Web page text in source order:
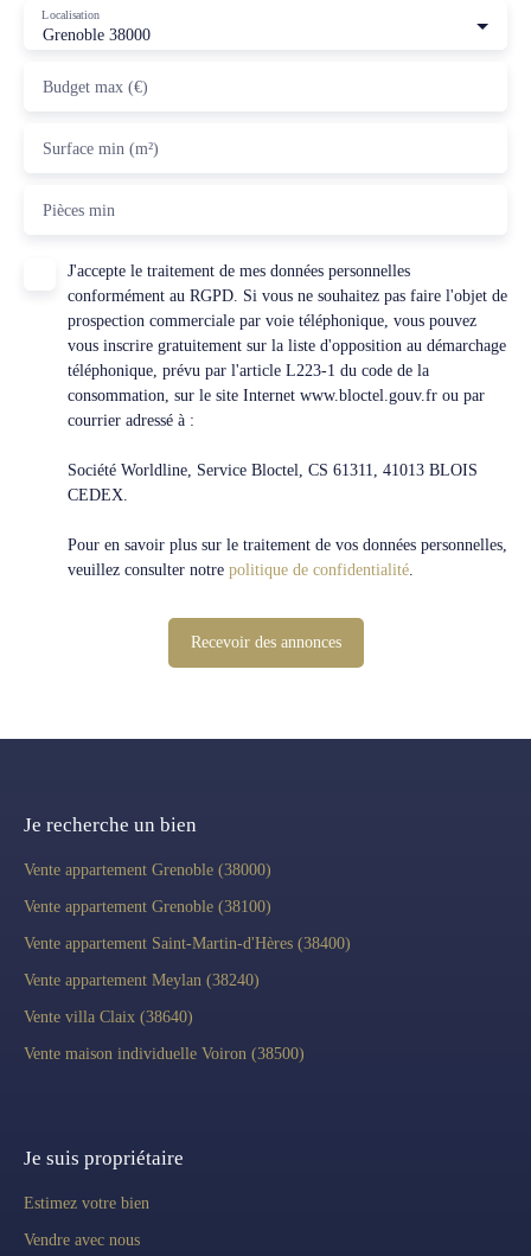
Grenoble 38000
Localisation
Budget max (€)
Surface min (m²)
Pièces min
J'accepte le traitement de mes données personnelles
conformément au RGPD. Si vous ne souhaitez pas faire l'objet de
prospection commerciale par voie téléphonique, vous pouvez
vous inscrire gratuitement sur la liste d'opposition au démarchage
téléphonique, prévu par l'article L223-1 du code de la
consommation, sur le site Internet www.bloctel.gouv.fr ou par
courrier adressé à :
Société Worldline, Service Bloctel, CS 61311, 41013 BLOIS
CEDEX.
Pour en savoir plus sur le traitement de vos données personnelles,
veuillez consulter notre politique de confidentialité
Recevoir des annonces
Je recherche un bien
Vente appartement Grenoble (38000)
Vente appartement Grenoble (38100)
Vente appartement Saint-Martin-d'Hères (38400)
Vente appartement Meylan (38240)
Vente villa Claix (38640)
Vente maison individuelle Voiron (38500)
Je suis propriétaire
Estimez votre bien
Vendre avec nous